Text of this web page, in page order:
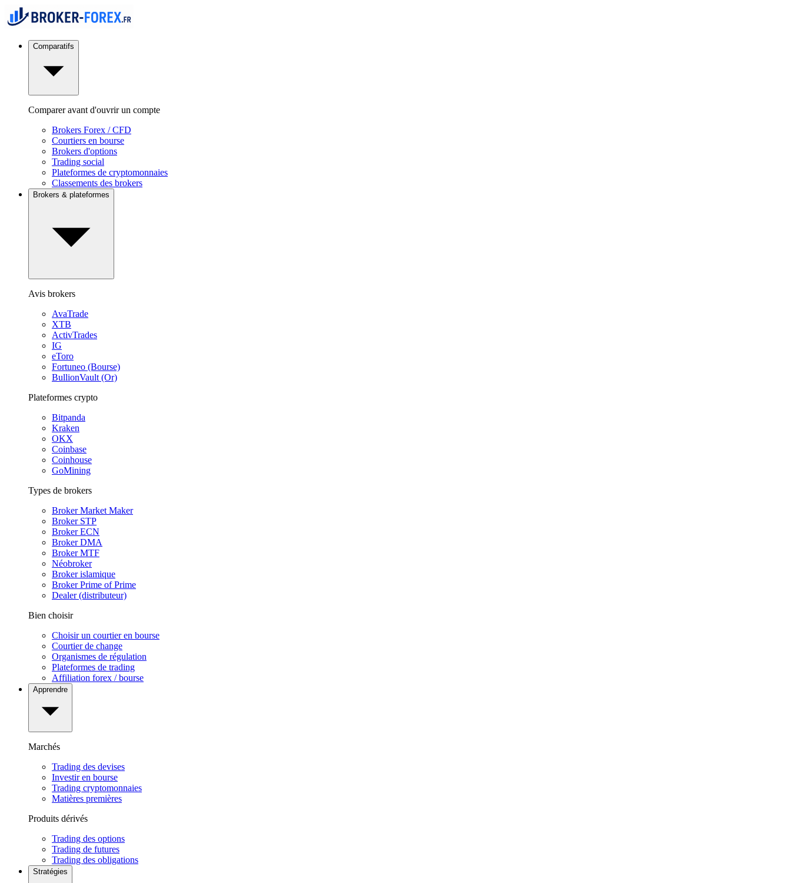
Comparatifs
Comparer avant d'ouvrir un compte
Brokers Forex / CFD
Courtiers en bourse
Brokers d'options
Trading social
Plateformes de cryptomonnaies
Classements des brokers
Brokers & plateformes
Avis brokers
AvaTrade
XTB
ActivTrades
IG
eToro
Fortuneo (Bourse)
BullionVault (Or)
Plateformes crypto
Bitpanda
Kraken
OKX
Coinbase
Coinhouse
GoMining
Types de brokers
Broker Market Maker
Broker STP
Broker ECN
Broker DMA
Broker MTF
Néobroker
Broker islamique
Broker Prime of Prime
Dealer (distributeur)
Bien choisir
Choisir un courtier en bourse
Courtier de change
Organismes de régulation
Plateformes de trading
Affiliation forex / bourse
Apprendre
Marchés
Trading des devises
Investir en bourse
Trading cryptomonnaies
Matières premières
Produits dérivés
Trading des options
Trading de futures
Trading des obligations
Stratégies